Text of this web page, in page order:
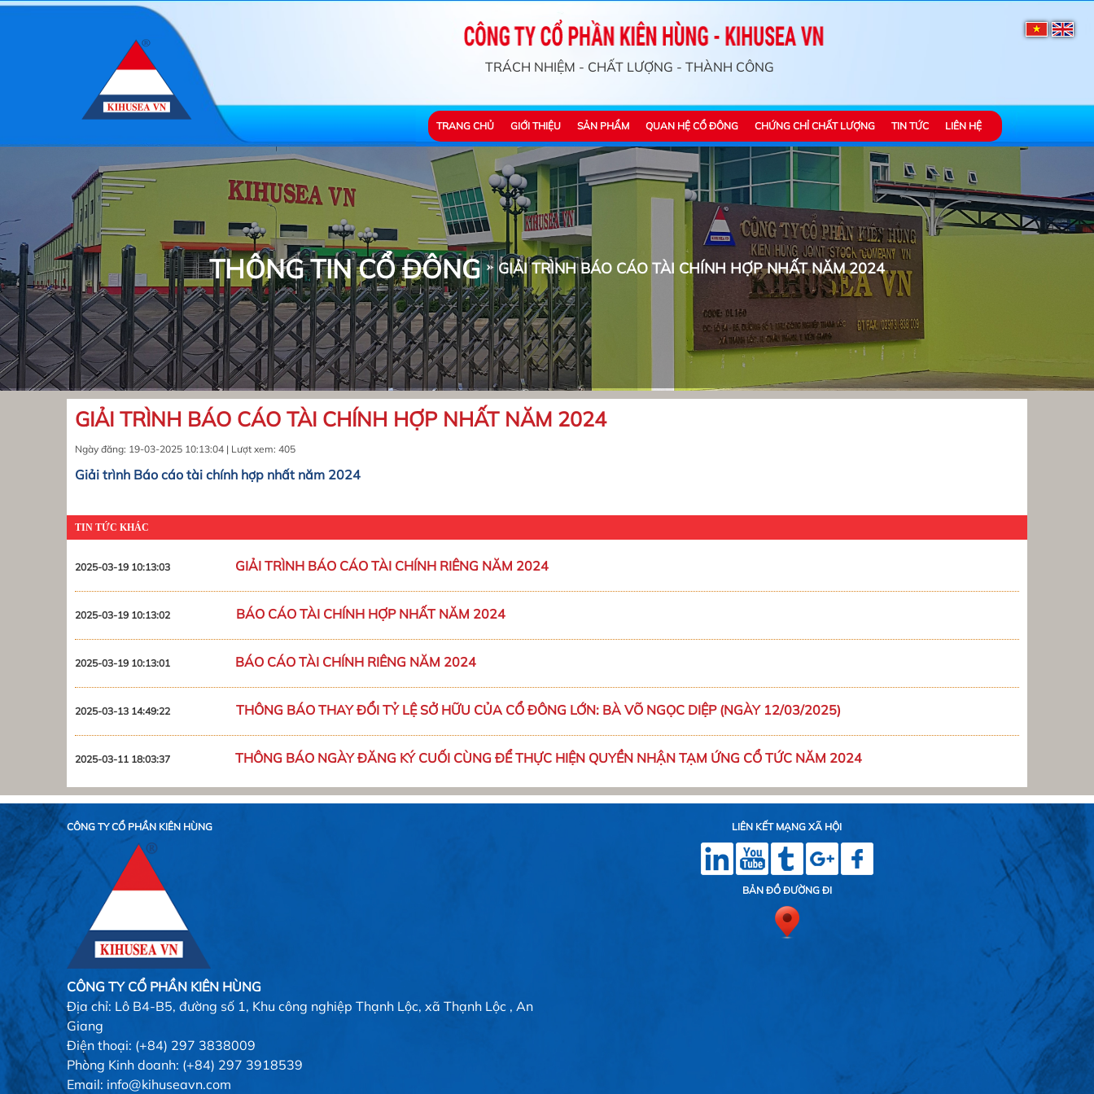
TRÁCH NHIỆM - CHẤT LƯỢNG - THÀNH CÔNG
TRANG CHỦ GIỚI THIỆU SẢN PHẨM QUAN HỆ CỔ ĐÔNG CHỨNG CHỈ CHẤT LƯỢNG TIN TỨC LIÊN HỆ
THÔNG TIN CỔ ĐÔNG GIẢI TRÌNH BÁO CÁO TÀI CHÍNH HỢP NHẤT NĂM 2024
GIẢI TRÌNH BÁO CÁO TÀI CHÍNH HỢP NHẤT NĂM 2024
Ngày đăng: 19-03-2025 10:13:04 | Lượt xem: 405
Giải trình Báo cáo tài chính hợp nhất năm 2024
TIN TỨC KHÁC
2025-03-19 10:13:03 GIẢI TRÌNH BÁO CÁO TÀI CHÍNH RIÊNG NĂM 2024
2025-03-19 10:13:02 BÁO CÁO TÀI CHÍNH HỢP NHẤT NĂM 2024
2025-03-19 10:13:01 BÁO CÁO TÀI CHÍNH RIÊNG NĂM 2024
2025-03-13 14:49:22 THÔNG BÁO THAY ĐỔI TỶ LỆ SỞ HỮU CỦA CỔ ĐÔNG LỚN: BÀ VÕ NGỌC DIỆP (NGÀY 12/03/2025)
2025-03-11 18:03:37 THÔNG BÁO NGÀY ĐĂNG KÝ CUỐI CÙNG ĐỂ THỰC HIỆN QUYỀN NHẬN TẠM ỨNG CỔ TỨC NĂM 2024
CÔNG TY CỔ PHẦN KIÊN HÙNG
CÔNG TY CỔ PHẦN KIÊN HÙNG
Địa chỉ: Lô B4-B5, đường số 1, Khu công nghiệp Thạnh Lộc, xã Thạnh Lộc , An
Giang
Điện thoại: (+84) 297 3838009
Phòng Kinh doanh: (+84) 297 3918539
Email: info@kihuseavn.com
LIÊN KẾT MẠNG XÃ HỘI
BẢN ĐỒ ĐƯỜNG ĐI